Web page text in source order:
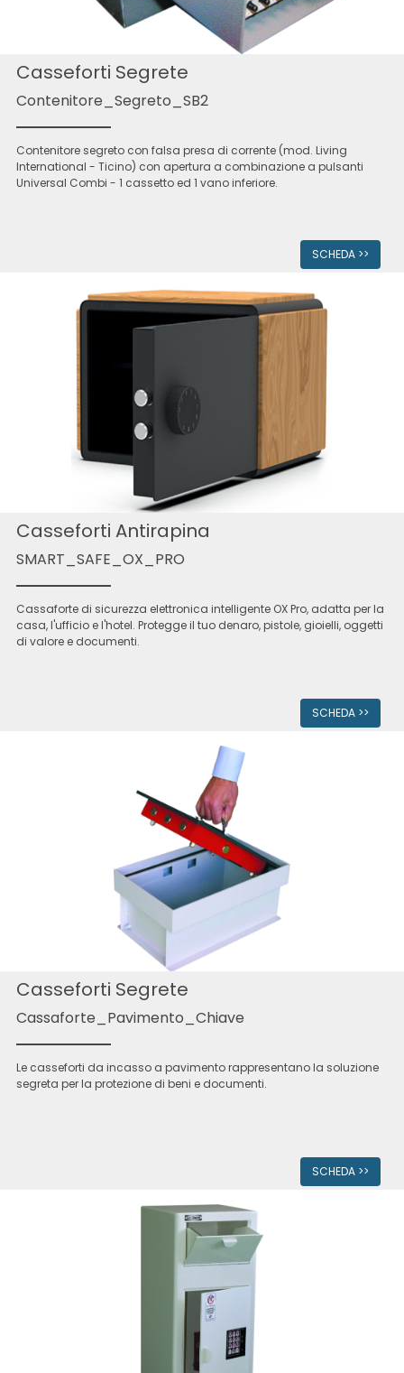
Casseforti Segrete
Contenitore_Segreto_SB2
Contenitore segreto con falsa presa di corrente (mod. Living
International - Ticino) con apertura a combinazione a pulsanti
Universal Combi - 1 cassetto ed 1 vano inferiore.
SCHEDA >>
Casseforti Antirapina
SMART_SAFE_OX_PRO
Cassaforte di sicurezza elettronica intelligente OX Pro, adatta per la
casa, l'ufficio e l'hotel. Protegge il tuo denaro, pistole, gioielli, oggetti
di valore e documenti.
SCHEDA >>
Casseforti Segrete
Cassaforte_Pavimento_Chiave
Le casseforti da incasso a pavimento rappresentano la soluzione
segreta per la protezione di beni e documenti.
SCHEDA >>